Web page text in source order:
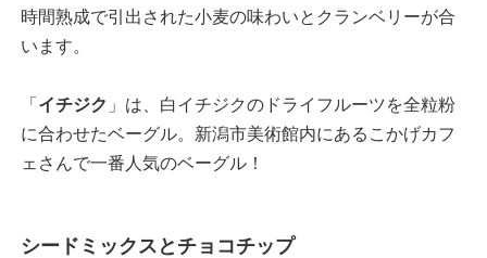
時間熟成で引出された小麦の味わいとクランベリーが合
います。
「イチジク 」は、白イチジクのドライフルーツを全粒粉
に合わせたベーグル。新潟市美術館内にあるこかげカフ
ェさんで一番人気のベーグル！
シードミックスとチョコチップ